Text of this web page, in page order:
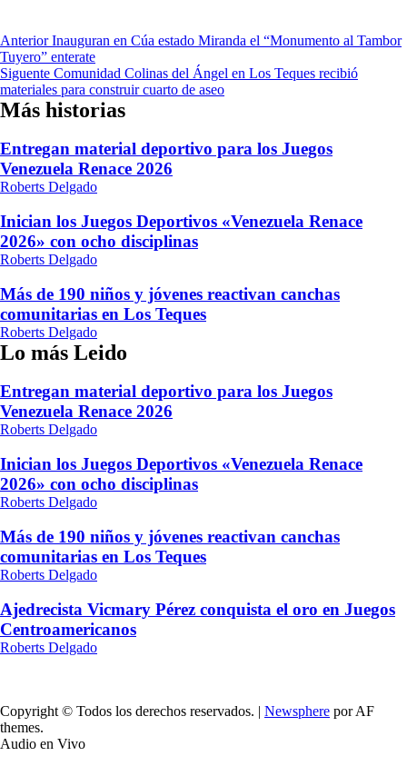
Navegación
de
entradas
AnteriorInauguran en Cúa estado Miranda el “Monumento al Tambor
Tuyero” enterate
Siguente Comunidad Colinas del Ángel en Los Teques recibió
materiales para construir cuarto de aseo
Más historias
Entregan material deportivo para los Juegos
Venezuela Renace 2026
Roberts Delgado
Inician los Juegos Deportivos «Venezuela Renace
2026» con ocho disciplinas
Roberts Delgado
Más de 190 niños y jóvenes reactivan canchas
comunitarias en Los Teques
Roberts Delgado
Lo más Leido
Entregan material deportivo para los Juegos
Venezuela Renace 2026
Roberts Delgado
Inician los Juegos Deportivos «Venezuela Renace
2026» con ocho disciplinas
Roberts Delgado
Más de 190 niños y jóvenes reactivan canchas
comunitarias en Los Teques
Roberts Delgado
Ajedrecista Vicmary Pérez conquista el oro en Juegos
Centroamericanos
Roberts Delgado
Copyright © Todos los derechos reservados. | Newsphere por AF
themes.
Audio en Vivo